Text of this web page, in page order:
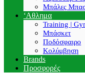
Μπάλες
‘Αθλημα
Training |
Μπάσκετ
Ποδόσφαιρο
Κολύμβηση
Brands
Προσφορές